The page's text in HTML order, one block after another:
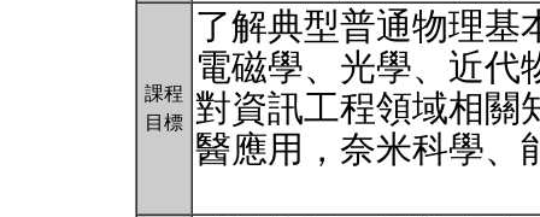
課程
目標
了解典型普通物理基
電磁學、光學、近代
對資訊工程領域相關
醫應用，奈米科學、